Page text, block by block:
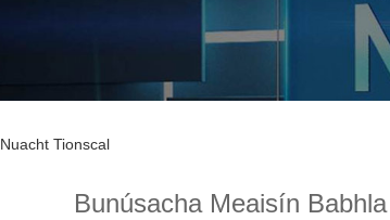
Nuacht Tionscal
Bunúsacha Meaisín